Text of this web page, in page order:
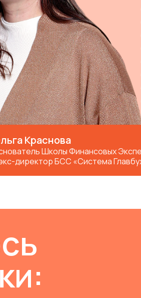
Школы Финансовых
директор БСС «Система
Краснова